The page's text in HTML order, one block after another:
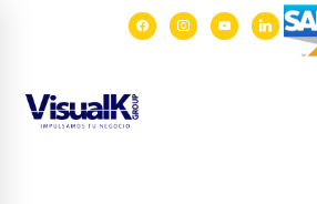
facebookinstagram
youtubelinkedin